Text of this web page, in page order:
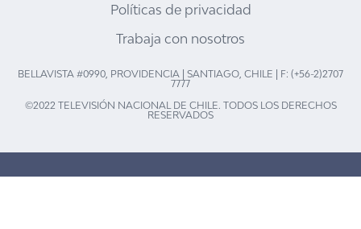
Políticas de privacidad
Trabaja con nosotros
BELLAVISTA #0990, PROVIDENCIA | SANTIAGO, CHILE | F: (+56-2)2707
7777
©2022 TELEVISIÓN NACIONAL DE CHILE. TODOS LOS DERECHOS
RESERVADOS